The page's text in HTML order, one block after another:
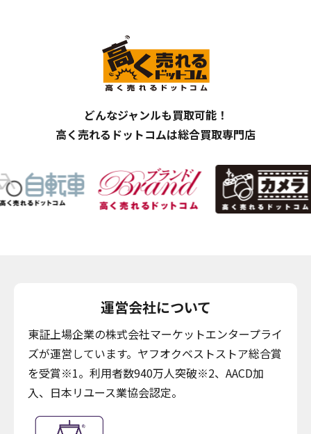
どんなジャンルも買取可能！
高く売れるドットコムは総合買取専門店
運営会社について
東証上場企業の株式会社マーケットエンタープライ
ズが運営しています。ヤフオクベストストア総合賞
を受賞※1。利用者数940万人突破※2、AACD加
入、日本リユース業協会認定。